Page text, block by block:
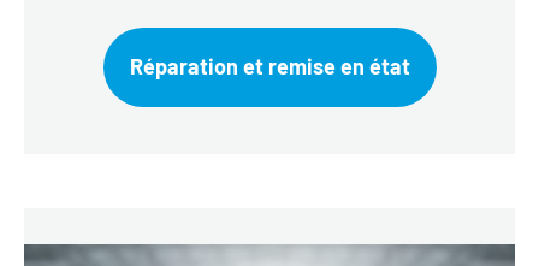
Réparation et remise en état